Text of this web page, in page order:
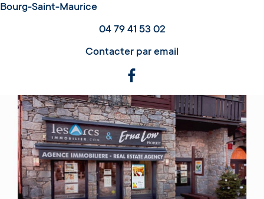
Bourg-Saint-Maurice
04 79 41 53 02
Contacter par email